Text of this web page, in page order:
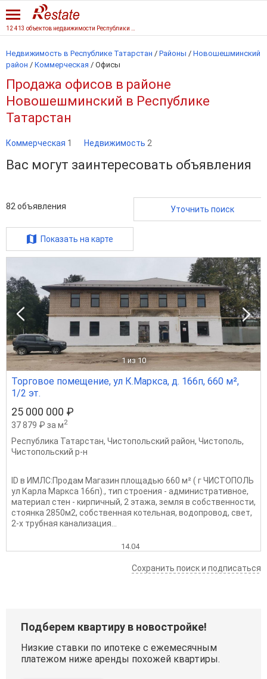
Недвижимость в Республике Татарстан / Районы / Новошешминский
район / Коммерческая / Офисы
Продажа офисов в районе
Новошешминский в Республике
Татарстан
Коммерческая 1 Недвижимость 2
Вас могут заинтересовать объявления
82 объявления Уточнить поиск
Показать на карте
1 из 10
Торговое помещение, ул К.Маркса, д. 166п, 660 м²,
1/2 эт.
25 000 000 ₽
37 879 ₽ за м2
Республика Татарстан, Чистопольский район, Чистополь,
Чистопольский р-н
ID в ИМЛС:Продам Магазин площадью 660 м² ( г ЧИСТОПОЛЬ
ул Карла Маркса 166п)., тип строения - административное,
материал стен - кирпичный, 2 этажа, земля в собственности,
стоянка 2850м2, собственная котельная, водопровод, свет,
2-х трубная канализация...
14.04
Сохранить поиск и подписаться
Подберем квартиру в новостройке!
Низкие ставки по ипотеке с ежемесячным
платежом ниже аренды похожей квартиры.